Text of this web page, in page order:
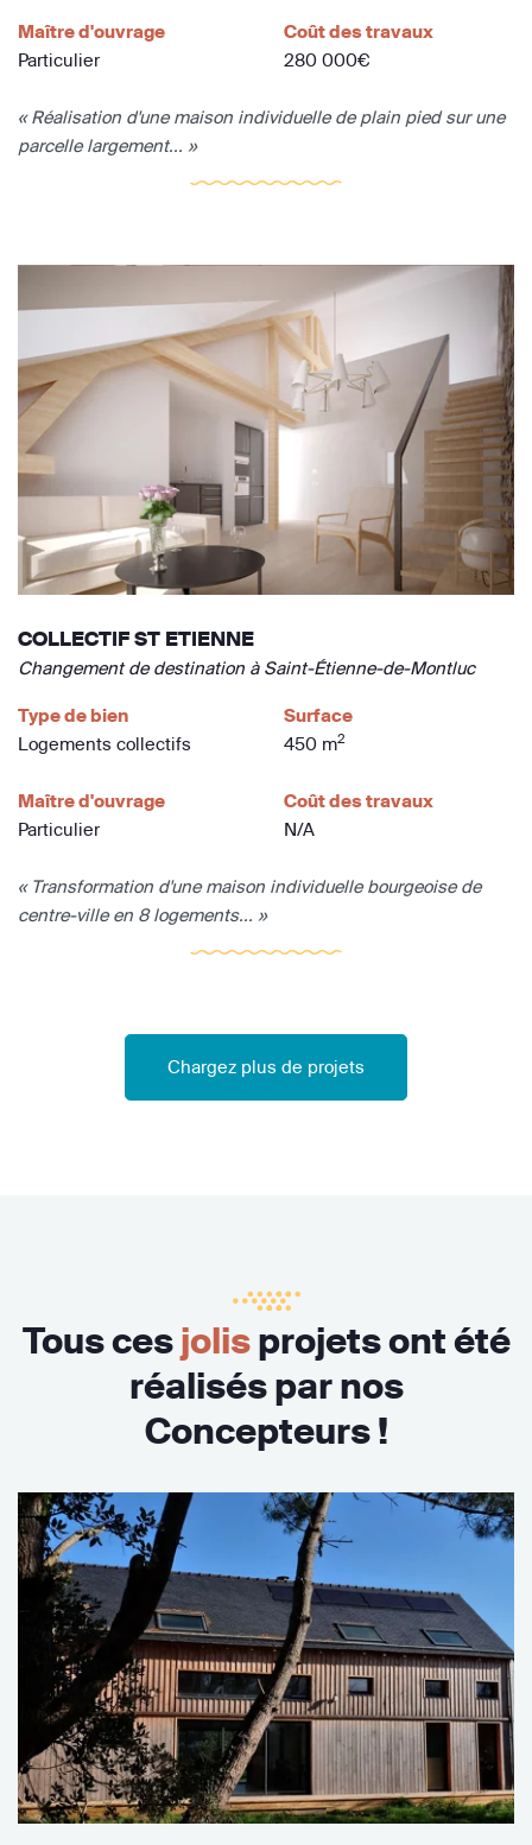
Maître d'ouvrage
Particulier
Coût des travaux
280 000€
« Réalisation d'une maison individuelle de plain pied sur une
parcelle largement... »
COLLECTIF ST ETIENNE
Changement de destination à Saint-Étienne-de-Montluc
Type de bien
Logements collectifs
Surface
450 m2
Maître d'ouvrage
Particulier
Coût des travaux
N/A
« Transformation d'une maison individuelle bourgeoise de
centre-ville en 8 logements... »
Chargez plus de projets
Tous cesjolisprojets ont été
réalisés par nos
Concepteurs !